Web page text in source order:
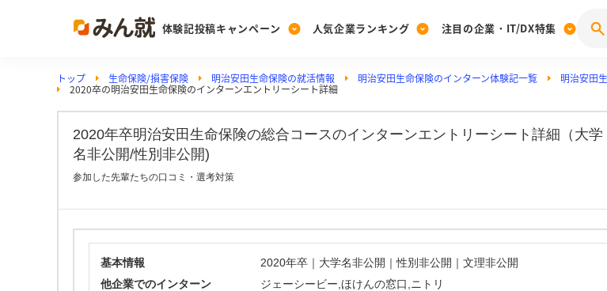
体験記投稿キャンペーン
Post
人気企業ランキング
Ranking
みんなのDX企業就職ブランド調査
Vote
投票する
注目の企業・IT/DX特集
PickUp
28卒 注目企業特集 27卒 注目企
注目のIT・DX企業特集
動画で知ろう！業界・企業研究
トップ 生命保険/損害保険 明治安田生命保険の就活情報 明治安田生命保険のインターン体験記一覧 明治安田
2020卒の明治安田生命保険のインターンエントリーシート詳細
2020年卒明治安田生命保険の総合コースのインターンエントリーシート詳細（大学
名非公開/性別非公開)
参加した先輩たちの口コミ・選考対策
基本情報
2020年卒｜大学名非公開｜性別非公開｜文理非公開
他企業でのインターン
ジェーシービー,ほけんの窓口,ニトリ